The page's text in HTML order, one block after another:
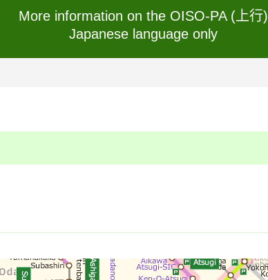
More information on the OISO-PA (上行)
Japanese language only